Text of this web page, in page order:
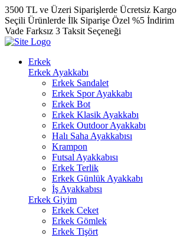
3500 TL ve Üzeri Siparişlerde Ücretsiz Kargo
Seçili Ürünlerde İlk Siparişe Özel %5 İndirim
Vade Farksız 3 Taksit Seçeneği
Erkek
Erkek Ayakkabı
Erkek Sandalet
Erkek Spor Ayakkabı
Erkek Bot
Erkek Klasik Ayakkabı
Erkek Outdoor Ayakkabı
Halı Saha Ayakkabısı
Krampon
Futsal Ayakkabısı
Erkek Terlik
Erkek Günlük Ayakkabı
İş Ayakkabısı
Erkek Giyim
Erkek Ceket
Erkek Gömlek
Erkek Tişört